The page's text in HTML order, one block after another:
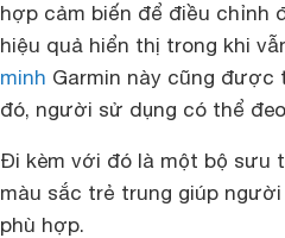
hợp cảm biến để điều chỉnh
hiệu quả hiển thị trong khi
minh Garmin này cũng được
đó, người sử dụng có thể
Đi kèm với đó là một bộ sưu
màu sắc trẻ trung giúp
phù hợp.